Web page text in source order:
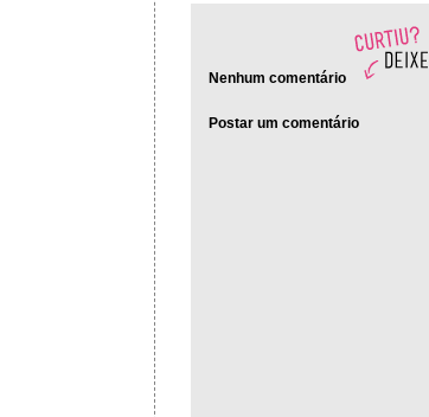
Nenhum comentário
Postar um comentário